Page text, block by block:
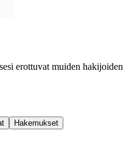
erottuvat muiden hakijoiden
Hakemukset